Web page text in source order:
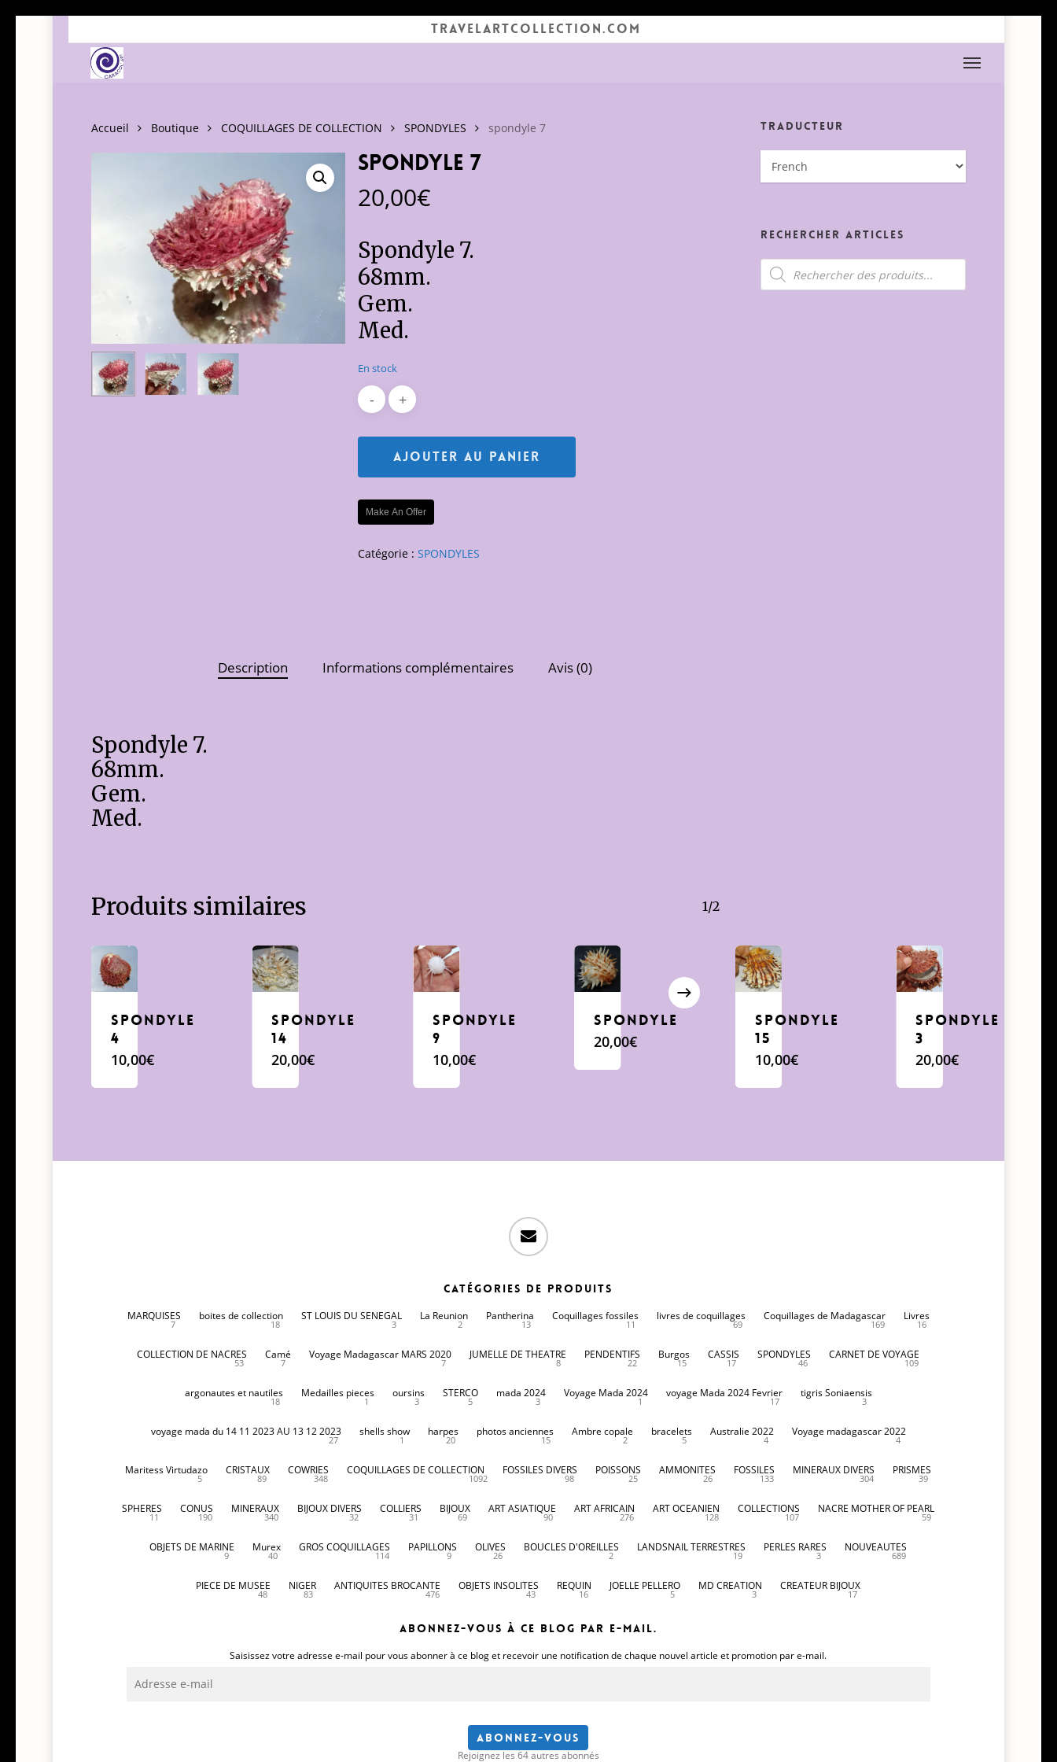
TRAVELARTCOLLECTION.COM
Menu
Accueil Boutique COQUILLAGES DE COLLECTION SPONDYLES spondyle 7
spondyle 7
20,00€
Spondyle 7.
68mm.
Gem.
Med.
En stock
Ajouter Au Panier
Make An Offer
Catégorie :SPONDYLES
Description Informations complémentaires Avis (0)
Spondyle 7.
68mm.
Gem.
Med.
Produits similaires 1/2
Spondyle
4
10,00€
Spondyle
14
20,00€
Spondyle
9
10,00€
Spondyle
20,00€
Spondyle
15
10,00€
Spondyle
3
20,00€
Traducteur
Rechercher Articles
Recherche
de
produits
email
Catégories de produits
MARQUISES
7
boites de collection
18
ST LOUIS DU SENEGAL
3
La Reunion
2
Pantherina
13
Coquillages fossiles
11
livres de coquillages
69
Coquillages de Madagascar
169
Livres
16
COLLECTION DE NACRES
53
Camé
7
Voyage Madagascar MARS 2020
7
JUMELLE DE THEATRE
8
PENDENTIFS
22
Burgos
15
CASSIS
17
SPONDYLES
46
CARNET DE VOYAGE
109
argonautes et nautiles
18
Medailles pieces
1
oursins
3
STERCO
5
mada 2024
3
Voyage Mada 2024
1
voyage Mada 2024 Fevrier
17
tigris Soniaensis
3
voyage mada du 14 11 2023 AU 13 12 2023
27
shells show
1
harpes
20
photos anciennes
15
Ambre copale
2
bracelets
5
Australie 2022
4
Voyage madagascar 2022
4
Maritess Virtudazo
5
CRISTAUX
89
COWRIES
348
COQUILLAGES DE COLLECTION
1092
FOSSILES DIVERS
98
POISSONS
25
AMMONITES
26
FOSSILES
133
MINERAUX DIVERS
304
PRISMES
39
SPHERES
11
CONUS
190
MINERAUX
340
BIJOUX DIVERS
32
COLLIERS
31
BIJOUX
69
ART ASIATIQUE
90
ART AFRICAIN
276
ART OCEANIEN
128
COLLECTIONS
107
NACRE MOTHER OF PEARL
59
OBJETS DE MARINE
9
Murex
40
GROS COQUILLAGES
114
PAPILLONS
9
OLIVES
26
BOUCLES D'OREILLES
2
LANDSNAIL TERRESTRES
19
PERLES RARES
3
NOUVEAUTES
689
PIECE DE MUSEE
48
NIGER
83
ANTIQUITES BROCANTE
476
OBJETS INSOLITES
43
REQUIN
16
JOELLE PELLERO
5
MD CREATION
3
CREATEUR BIJOUX
17
Abonnez-vous à ce blog par e-mail.
Saisissez votre adresse e-mail pour vous abonner à ce blog et recevoir une notification de chaque nouvel article et promotion par e-mail.
Abonnez-vous
Rejoignez les 64 autres abonnés